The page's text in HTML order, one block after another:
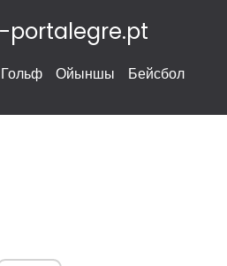
portalegre.pt
Гольф Ойыншы Бейсбол